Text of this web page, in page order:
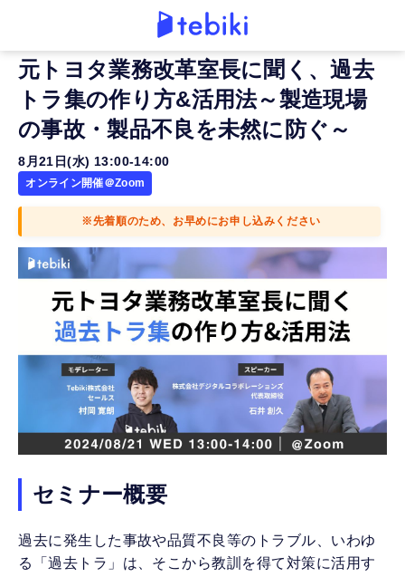
元トヨタ業務改革室長に聞く、過去
トラ集の作り方&活用法～製造現場
の事故・製品不良を未然に防ぐ～
8月21日(水) 13:00-14:00
オンライン開催＠Zoom
※先着順のため、お早めにお申し込みください
セミナー概要
過去に発生した事故や品質不良等のトラブル、いわゆ
る「過去トラ」は、そこから教訓を得て対策に活用す